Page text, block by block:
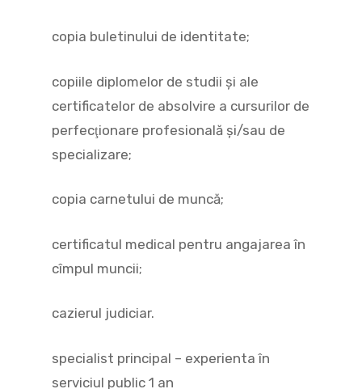
copia buletinului de identitate;
copiile diplomelor de studii şi ale
certificatelor de absolvire a cursurilor de
perfecţionare profesională şi/sau de
specializare;
copia carnetului de muncă;
certificatul medical pentru angajarea în
cîmpul muncii;
cazierul judiciar.
specialist principal – experienta în
serviciul public 1 an